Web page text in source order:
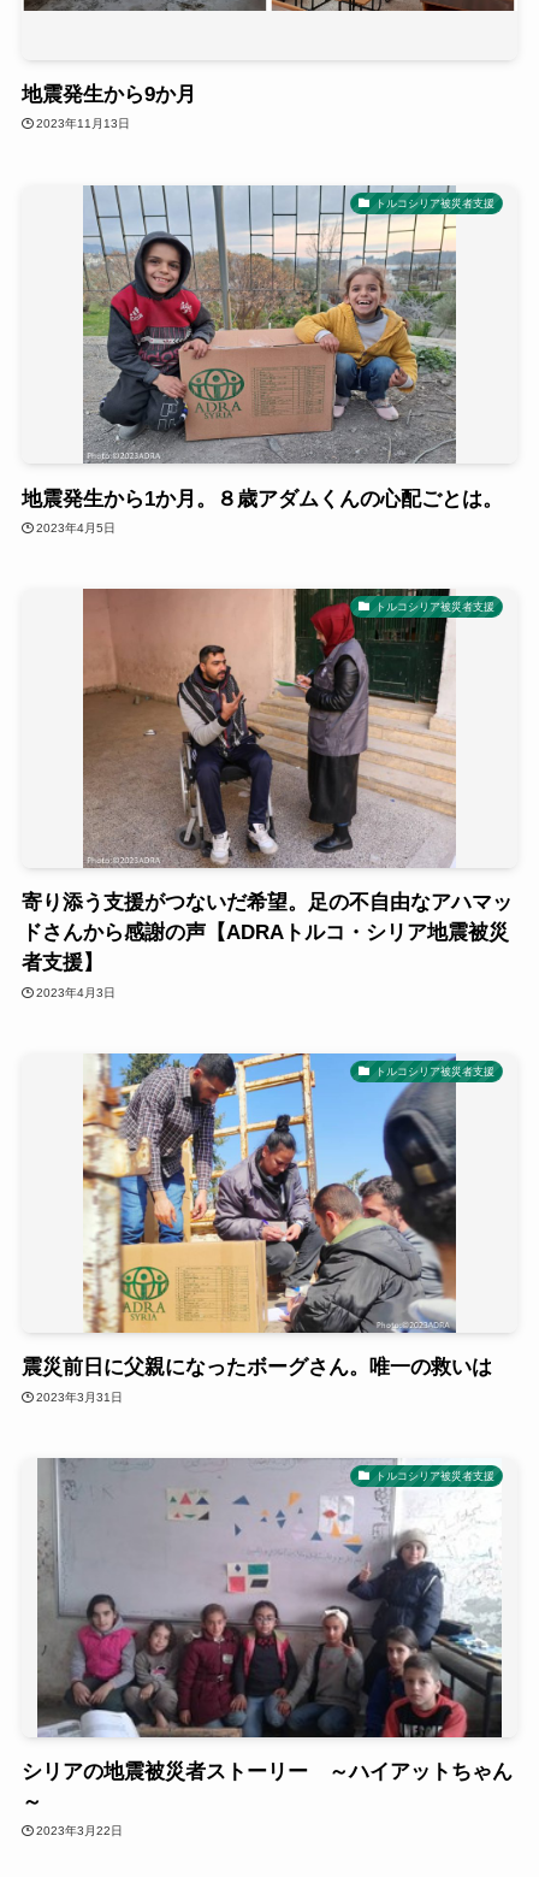
地震発生から9か月
2023年11月13日
トルコシリア被災者支援
地震発生から1か月。８歳アダムくんの心配ごとは。
2023年4月5日
トルコシリア被災者支援
寄り添う支援がつないだ希望。足の不自由なアハマッ
ドさんから感謝の声【ADRAトルコ・シリア地震被災
者支援】
2023年4月3日
トルコシリア被災者支援
震災前日に父親になったボーグさん。唯一の救いは
2023年3月31日
トルコシリア被災者支援
シリアの地震被災者ストーリー ～ハイアットちゃん
～
2023年3月22日